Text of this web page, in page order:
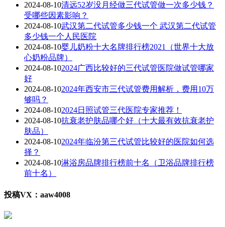
2024-08-10清远52岁没月经做三代试管做一次多少钱？
受哪些因素影响？
2024-08-10武汉第二代试管多少钱一个 武汉第二代试管
多少钱一个人民医院
2024-08-10婴儿奶粉十大名牌排行榜2021（世界十大放
心奶粉品牌）
2024-08-102024广西比较好的三代试管医院做试管哪家
好
2024-08-102024年西安市三代试管费用解析，费用10万
够吗？
2024-08-102024日照试管三代医院专家推荐！
2024-08-10抗衰老护肤品哪个好（十大最有效抗衰老护
肤品）
2024-08-102024年临汾第三代试管比较好的医院如何选
择？
2024-08-10淋浴房品牌排行榜前十名（卫浴品牌排行榜
前十名）
投稿VX：aaw4008